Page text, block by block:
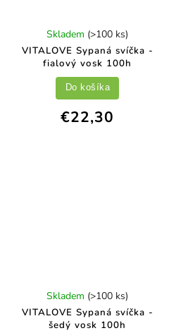
VITALOVE Sypaná svíčka -
fialový vosk 100h
Skladem (>100 ks)
€22,30
Do košíka
VITALOVE Sypaná svíčka -
šedý vosk 100h
Skladem (>100 ks)